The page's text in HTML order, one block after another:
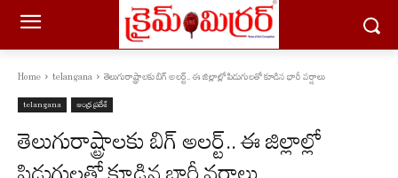
Home telangana తెలుగురాష్ట్రాలకు బిగ్‌ అలర్ట్.. ఈ జిల్లాల్లో పిడుగులతో కూడిన భారీ వర్షాలు
telangana ఆంధ్ర ప్రదేశ్
తెలుగురాష్ట్రాలకు బిగ్‌ అలర్ట్.. ఈ జిల్లాల్లో